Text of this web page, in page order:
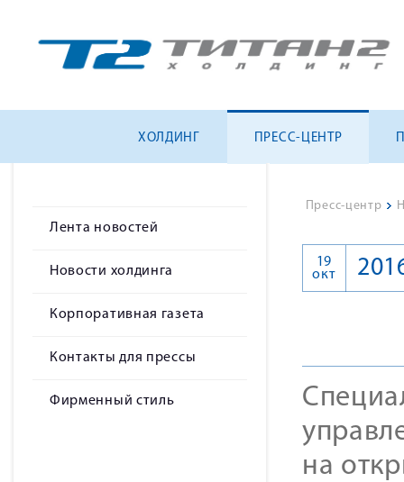
ХОЛДИНГ ПРЕСС-ЦЕНТР
Лента новостей
Новости холдинга
Корпоративная газета
Контакты для прессы
Фирменный стиль
Пресс-центр >
19
окт
на